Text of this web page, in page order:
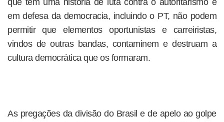
que têm uma história de luta contra o autoritarismo e
em defesa da democracia, incluindo o PT, não podem
permitir que elementos oportunistas e carreiristas,
vindos de outras bandas, contaminem e destruam a
cultura democrática que os formaram.
As pregações da divisão do Brasil e de apelo ao golpe